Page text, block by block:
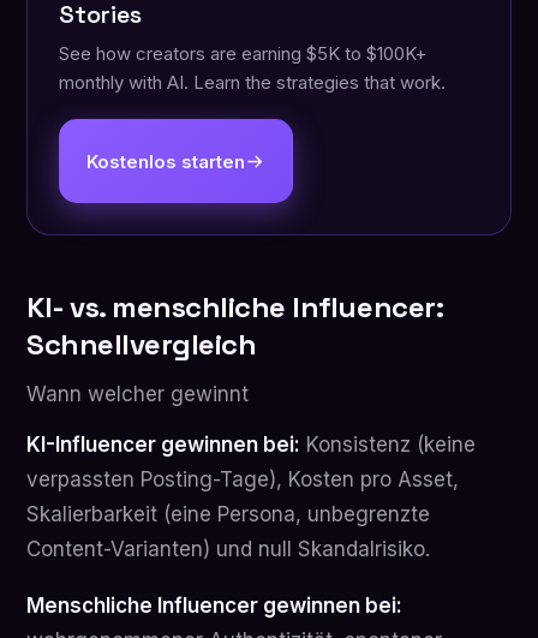
Stories
See how creators are earning $5K to $100K+
monthly with AI. Learn the strategies that work.
Kostenlos starten
KI- vs. menschliche Influencer:
Schnellvergleich
Wann welcher gewinnt
KI-Influencer gewinnen bei: Konsistenz (keine
verpassten Posting-Tage), Kosten pro Asset,
Skalierbarkeit (eine Persona, unbegrenzte
Content-Varianten) und null Skandalrisiko.
Menschliche Influencer gewinnen bei: